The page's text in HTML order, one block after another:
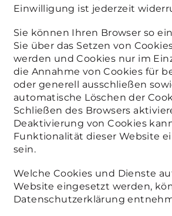
Einwilligung ist jederzeit
Sie können Ihren Browser so
Sie über das Setzen von
werden und Cookies nur im
die Annahme von Cookies für
oder generell ausschließen
automatische Löschen der
Schließen des Browsers
Deaktivierung von Cookies
Funktionalität dieser Website
sein.
Welche Cookies und Dienste
Website eingesetzt werden,
Datenschutzerklärung